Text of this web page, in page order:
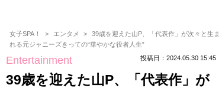
女子SPA！ エンタメ
39歳を迎えた山P、「代表作」が次々と生ま
れる元ジャニーズきっての“華やかな役者人生”
Entertainment 投稿日：2024.05.30 15:45
39歳を迎えた山P、「代表作」が